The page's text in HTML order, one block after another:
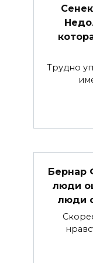
Трудно
Бернар
люди
люди